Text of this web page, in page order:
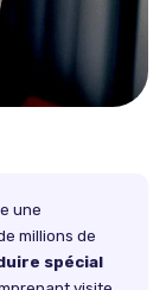
une
millions de
spécial